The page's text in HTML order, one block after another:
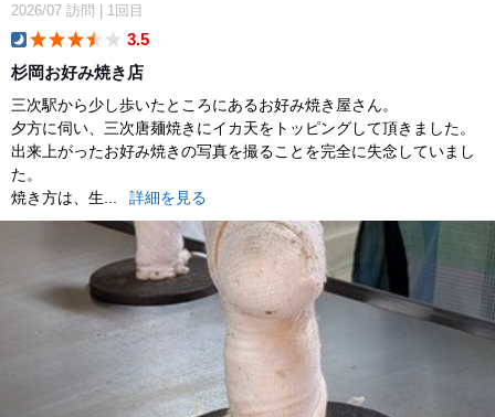
2026/07 訪問 1回目
3.5
杉岡お好み焼き店
三次駅から少し歩いたところにあるお好み焼き屋さん。
夕方に伺い、三次唐麺焼きにイカ天をトッピングして頂きました。
出来上がったお好み焼きの写真を撮ることを完全に失念していまし
た。
焼き方は、生...
詳細を見る